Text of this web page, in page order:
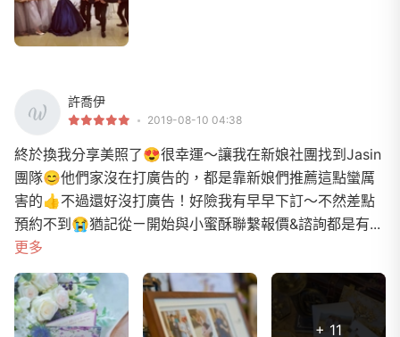
許喬伊
2019-08-10 04:38
終於換我分享美照了😍很幸運～讓我在新娘社團找到Jasin
團隊😊他們家沒在打廣告的，都是靠新娘們推薦這點蠻厲
害的👍不過還好沒打廣告！好險我有早早下訂～不然差點
預約不到😭猶記從ㄧ開始與小蜜酥聯繫報價&諮詢都是有...
更多
+ 11